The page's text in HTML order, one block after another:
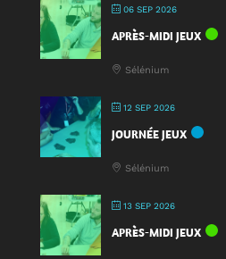
06 SEP 2026
APRÈS-MIDI JEUX
Sélénium
12 SEP 2026
JOURNÉE JEUX
Sélénium
13 SEP 2026
APRÈS-MIDI JEUX